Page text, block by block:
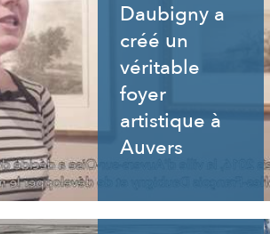
Daubigny a
créé un
véritable
foyer
artistique à
Auvers